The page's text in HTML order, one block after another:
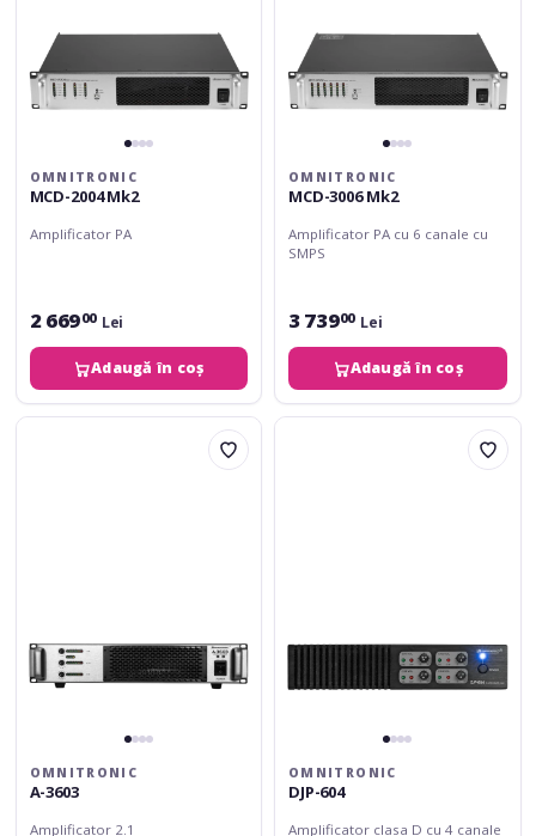
OMNITRONIC
MCD-2004 Mk2
Amplificator PA
2 66900 Lei
Adaugă în coș
OMNITRONIC
MCD-3006 Mk2
Amplificator PA cu 6 canale cu
SMPS
3 73900 Lei
Adaugă în coș
Omnitronic
OMNITRONIC
A-3603
Amplificator 2.1
Omnitronic
OMNITRONIC
DJP-604
Amplificator clasa D cu 4 canale